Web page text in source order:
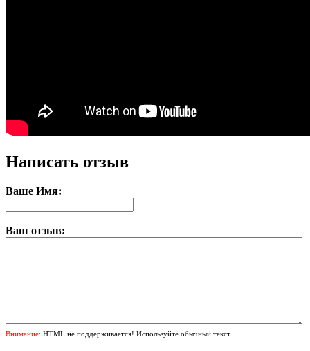
Написать отзыв
Ваше Имя:
Ваш отзыв:
Внимание: HTML не поддерживается! Используйте обычный текст.